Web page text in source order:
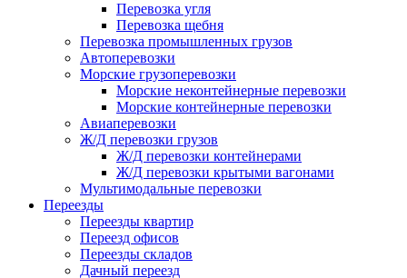
Перевозка угля
Перевозка щебня
Перевозка промышленных грузов
Автоперевозки
Морские грузоперевозки
Морские неконтейнерные перевозки
Морские контейнерные перевозки
Авиаперевозки
Ж/Д перевозки грузов
Ж/Д перевозки контейнерами
Ж/Д перевозки крытыми вагонами
Мультимодальные перевозки
Переезды
Переезды квартир
Переезд офисов
Переезды складов
Дачный переезд